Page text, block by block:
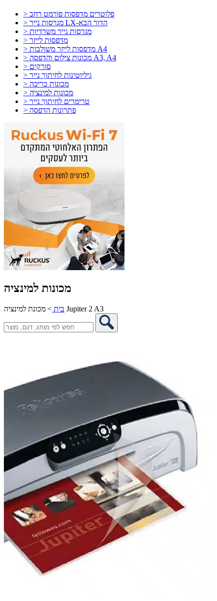
> פלוטרים מדפסות פורמט רחב
> מגרסות נייר LX-הדור הבא
> מגרסות נייר משרדיות
> מדפסות לייזר
> מדפסות לייזר משולבות A4
> מכונות צילום והדפסה A3, A4
> סורקים
> גיליוטינות לחיתוך נייר
> מכונות כריכה
> מכונות למינציה
> טרימרים לחיתוך נייר
> פתרונות הדפסה
מכונות למינציה
בית > מכונת למינציה Jupiter 2 A3